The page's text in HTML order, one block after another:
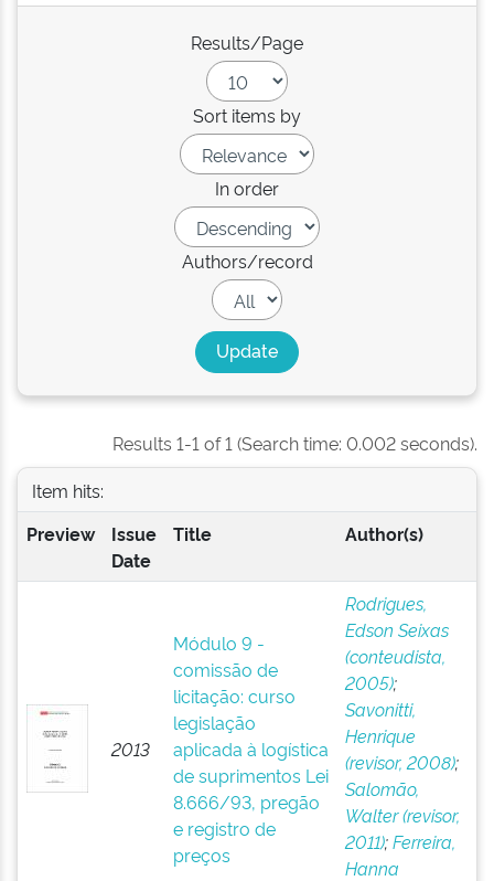
Results/Page
Sort items by
In order
Authors/record
Results 1-1 of 1 (Search time: 0.002 seconds).
Item hits:
Preview
Issue
Date
Title Author(s)
2013
Módulo 9 -
comissão de
licitação: curso
legislação
aplicada à logística
de suprimentos Lei
8.666/93, pregão
e registro de
preços
Rodrigues,
Edson Seixas
(conteudista,
2005);
Savonitti,
Henrique
(revisor, 2008);
Salomão,
Walter (revisor,
2011);Ferreira,
Hanna